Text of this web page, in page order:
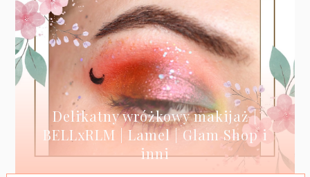
Delikatny wróżkowy makijaż |
BELLxRLM | Lamel | Glam Shop i
inni